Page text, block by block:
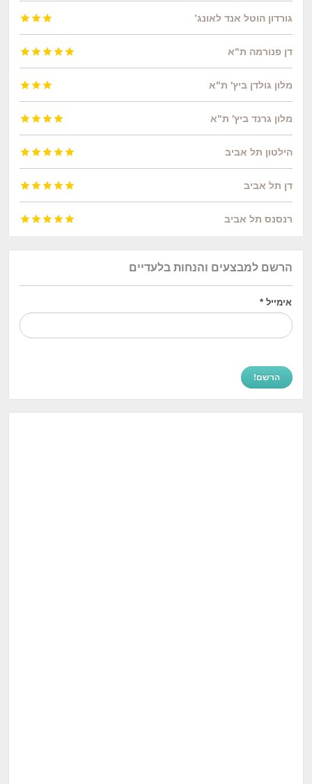
הרשם למבצעים והנחות בלעדיים
אימייל*
גורדון הוטל אנד לאונג’ 


דן פנורמה ת"א 




מלון גולדן ביץ' ת"א 


מלון גרנד ביץ' ת"א 



הילטון תל אביב 




דן תל אביב 




רנסנס תל אביב 



